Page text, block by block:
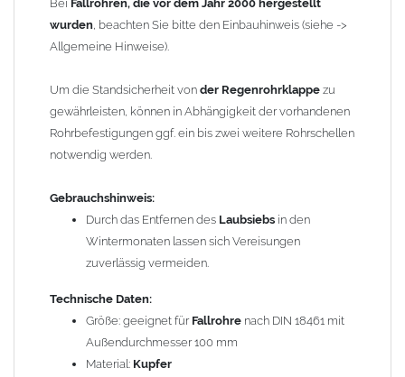
Länge der Klappe (geöffnet): 136 mm
MaterialLaubsieb: Edelstahl
GRÖMO Artikelnummer: 61528
Gewicht: 0,80 kg
Allgemeine Hinweise / Informationen:
Wegen der
elektrochemischen Kontaktkorrosion
Bauteilen zusammen verbaut werden. Diese Metalle werden
durch Kupferionen stark angegriffen, insbesondere wenn
Regenwasser von Kupfer auf sie fließt. Lösung: Materialien
trennen (z. B. durch Trennstreifen oder Beschichtungen) und den
verzinkten Bauteilen in Richtung Kupfer verläuft.
Kombinationen ->Zink, Edelstahl, Aluminium und verzinkte
Bauteile können miteinander verbaut werden, da sie in der
elektrochemischen Spannungsreihe nahe beieinander liegen.
Bei Fallrohren, die vor dem Jahr 2000 hergestellt
wurden, beachten Sie bitte den Einbauhinweis (siehe ->
Allgemeine Hinweise).
Um die Standsicherheit von der Regenrohrklappe zu
gewährleisten, können in Abhängigkeit der vorhandenen
Rohrbefestigungen ggf. ein bis zwei weitere Rohrschellen
notwendig werden.
Gebrauchshinweis:
Durch das Entfernen des Laubsiebs in den
Wintermonaten lassen sich Vereisungen
zuverlässig vermeiden.
Technische Daten:
Größe: geeignet für Fallrohre nach DIN 18461 mit
Außendurchmesser 100 mm
Material: Kupfer